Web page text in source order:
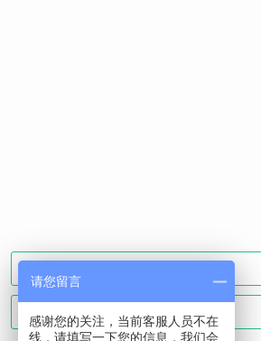
请您留言
感谢您的关注，当前客服人员不在
线，请填写一下您的信息，我们会